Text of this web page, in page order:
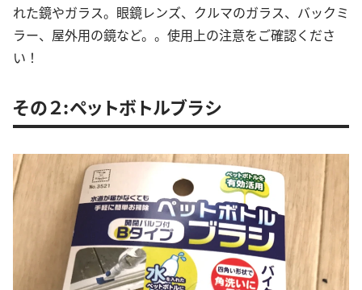
れた鏡やガラス。眼鏡レンズ、クルマのガラス、バックミ
ラー、屋外用の鏡など。。使用上の注意をご確認くださ
い！
その２:ペットボトルブラシ